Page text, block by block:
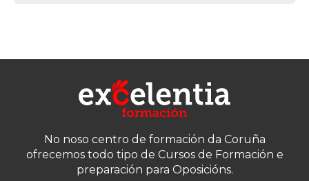
No noso centro de formación da Coruña
ofrecemos todo tipo de Cursos de Formación e
preparación para Oposicións.